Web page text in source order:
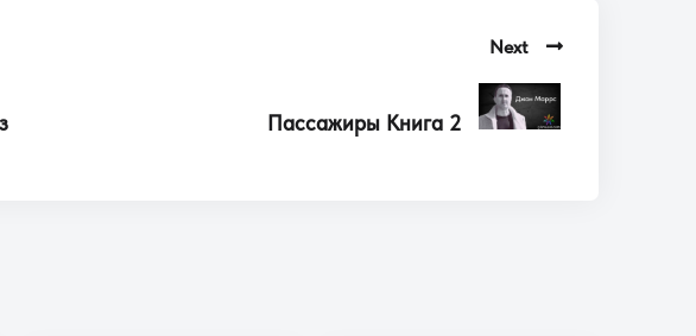
Next
Пассажиры Книга 2